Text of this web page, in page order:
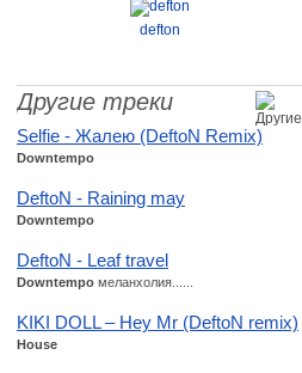
defton
Другие треки
Selfie - Жалею (DeftoN Remix)
Downtempo
DeftoN - Raining may
Downtempo
DeftoN - Leaf travel
Downtempo меланхолия......
KIKI DOLL – Hey Mr (DeftoN remix)
House